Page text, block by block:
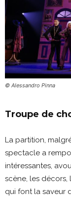
© Alessandro Pinna
Troupe de
La partition,
spectacle a
intéressantes,
scène, les décors,
qui font la saveur